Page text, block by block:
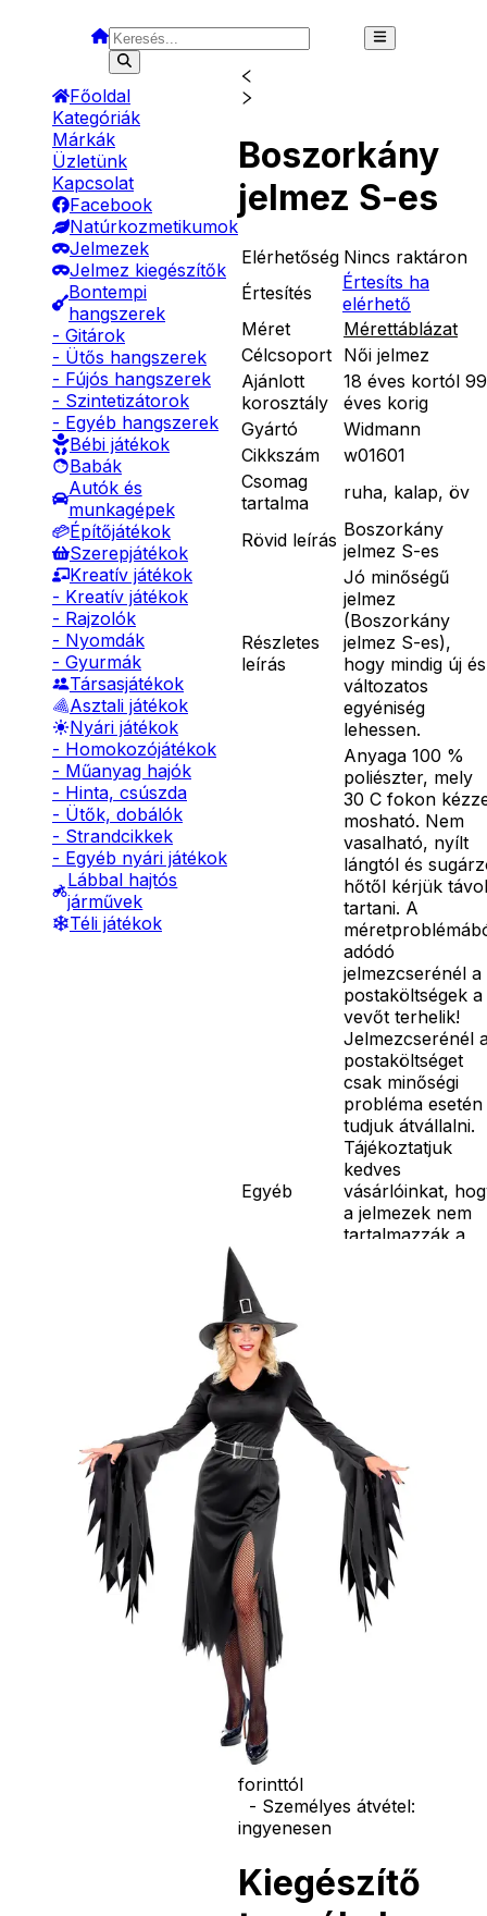
Főoldal
Kategóriák
Márkák
Üzletünk
Kapcsolat
Facebook
Natúrkozmetikumok
Jelmezek
Jelmez kiegészítők
Bontempi
hangszerek
- Gitárok
- Ütős hangszerek
- Fújós hangszerek
- Szintetizátorok
- Egyéb hangszerek
Bébi játékok
Babák
Autók és
munkagépek
Építőjátékok
Szerepjátékok
Kreatív játékok
- Kreatív játékok
- Rajzolók
- Nyomdák
- Gyurmák
Társasjátékok
Asztali játékok
Nyári játékok
- Homokozójátékok
- Műanyag hajók
- Hinta, csúszda
- Ütők, dobálók
- Strandcikkek
- Egyéb nyári játékok
Lábbal hajtós
járművek
Téli játékok
Boszorkány
jelmez S-es
Elérhetőség Nincs raktáron
Értesítés
Értesíts ha
elérhető
Méret
Mérettáblázat
Célcsoport Női jelmez
Ajánlott
korosztály
18 éves kortól 99
éves korig
Gyártó
Widmann
Cikkszám
w01601
Csomag
tartalma
ruha, kalap, öv
Rövid leírás Boszorkány
jelmez S-es
Részletes
leírás
Jó minőségű
jelmez
(Boszorkány
jelmez S-es),
hogy mindig új és
változatos
egyéniség
lehessen.
Egyéb
Anyaga 100 %
poliészter, mely
30 C fokon
mosható. Nem
vasalható, nyílt
lángtól és
hőtől kérjük távol
tartani. A
adódó
jelmezcserénél a
postaköltségek a
vevőt terhelik!
Jelmezcserénél
postaköltséget
csak minőségi
probléma esetén
tudjuk átvállalni.
Tájékoztatjuk
kedves
vásárlóinkat,
a jelmezek nem
tartalmazzák a
bajusz, műanyag
korona, esernyő,
vasvilla, stb.
Amennyiben a
képen több
termék szerepel,
az ár minden
esetben egy
termékre
vonatkozik!
Ár
Szállítás:
- Csomagautomata: 1190
forinttól
- Házhozszállítás: 2190
forinttól
- Személyes átvétel:
ingyenesen
Kiegészítő